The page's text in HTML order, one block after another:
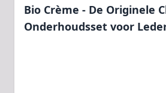
Bio Crème - De Originele
Onderhoudsset voor